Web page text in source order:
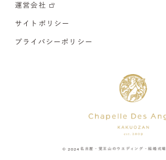
運営会社
サイトポリシー
プライバシーポリシー
© 2024 名古屋・覚王山のウエディング・結婚式場